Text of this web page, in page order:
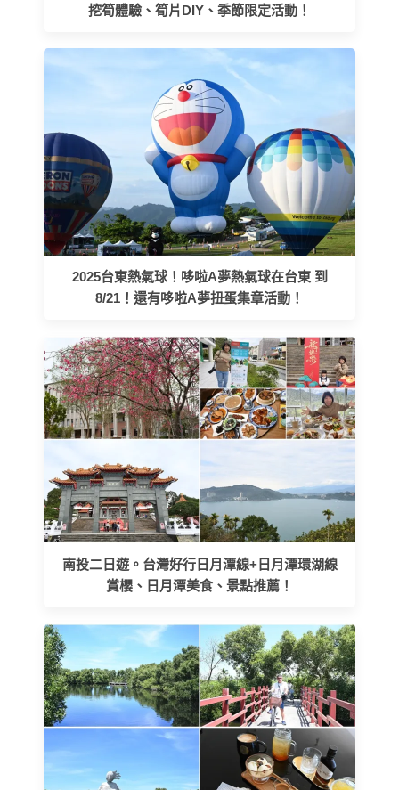
挖筍體驗、筍片DIY、季節限定活動！
2025台東熱氣球！哆啦A夢熱氣球在台東 到
8/21！還有哆啦A夢扭蛋集章活動！
南投二日遊。台灣好行日月潭線+日月潭環湖線
賞櫻、日月潭美食、景點推薦！